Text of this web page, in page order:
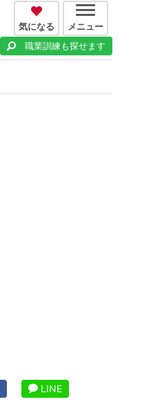
気になる メニュー
職業訓練も探せます
LINE